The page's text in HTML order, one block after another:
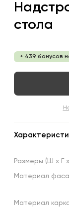
стола
+ 439 бонусов
Размеры (Ш х х
Материал
Материал